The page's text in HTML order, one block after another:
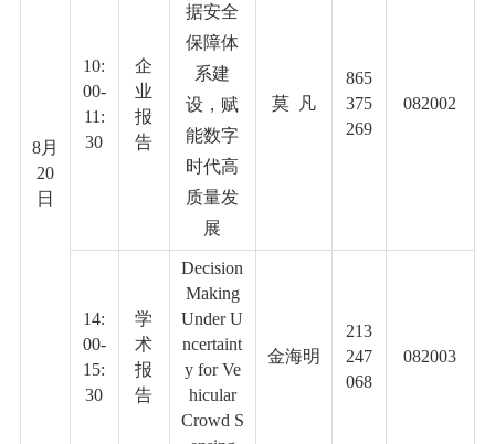
8月
20
日
10:
00-
11:
30
企
业
报
告
据安全
保障体
系建
设，赋
能数字
时代高
质量发
展
莫 凡
865
375
269
082002
14:
00-
15:
30
学
术
报
告
Decision
Making
Under U
ncertaint
y for Ve
hicular
Crowd S
金海明
213
247
068
082003